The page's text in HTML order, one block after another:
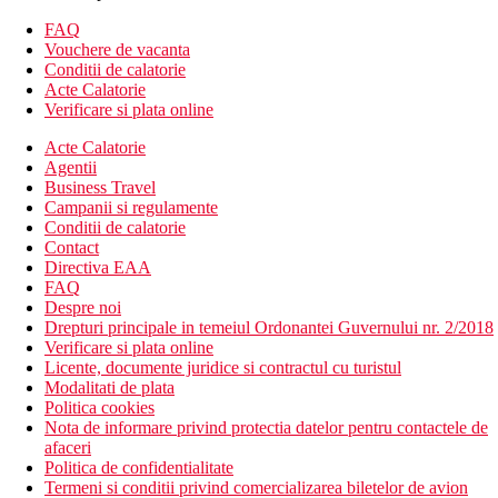
Asistenta:
Insotitor de grup si ghid local in zilele de
circuit.
Verdict rapid:
sa descopere Sri Lanka, prin experiente care evidentiaza
frumusetea si diversitatea acestei destinatii.
Itinerariu:Dambulla – Polonnaruwa – Minneriya – Sigiriya –
Matale – Kandy – Nuwara Eliya – Yala – Galle – Beruwala –
Colombo
DATE DE PLECARE:
Sf.Andrei si 1 Decembrie)
PROGRAM:
Ziua 1 Bucuresti – Istanbul – Colombo
Intalnire cu insotitorul de grup la Aeroportul International Henri
Coanda Otopeni la ora 13:30 pentru imbarcare pe zborul
companiei Turkish Airlines TK1040 cu destinatia Istanbul.
Decolare la ora 15:55 si aterizare la Istanbul la ora 17:30. Escala
pana la ora 18:30 cand decolam cu zborul TK 730 cu destinatia
Colombo.
FAQ
Vouchere de vacanta
Conditii de calatorie
Acte Calatorie
Verificare si plata online
Acte Calatorie
Agentii
Business Travel
Campanii si regulamente
Conditii de calatorie
Contact
Directiva EAA
FAQ
Despre noi
Drepturi principale in temeiul Ordonantei Guvernului nr. 2/2018
Verificare si plata online
Licente, documente juridice si contractul cu turistul
Modalitati de plata
Politica cookies
Nota de informare privind protectia datelor pentru contactele de
afaceri
Politica de confidentialitate
Termeni si conditii privind comercializarea biletelor de avion